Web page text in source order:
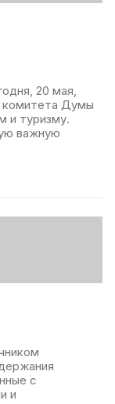
20 мая,
комитета Думы
и туризму.
важную
с
и